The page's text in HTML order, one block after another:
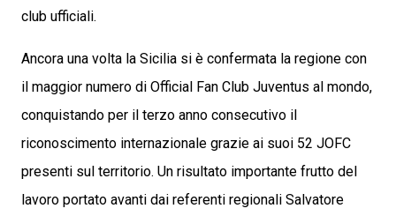
club ufficiali.
Ancora una volta la Sicilia si è confermata la regione con
il maggior numero di Official Fan Club Juventus al mondo,
conquistando per il terzo anno consecutivo il
riconoscimento internazionale grazie ai suoi 52 JOFC
presenti sul territorio. Un risultato importante frutto del
lavoro portato avanti dai referenti regionali Salvatore